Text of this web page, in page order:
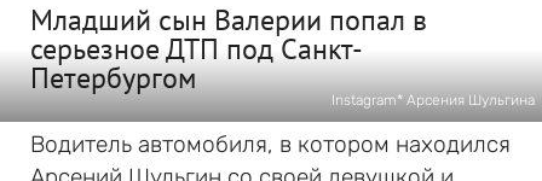
Младший сын Валерии попал в
серьезное ДТП под Санкт-
Петербургом
Instagram* Арсения Шульгина
Водитель автомобиля, в котором находился